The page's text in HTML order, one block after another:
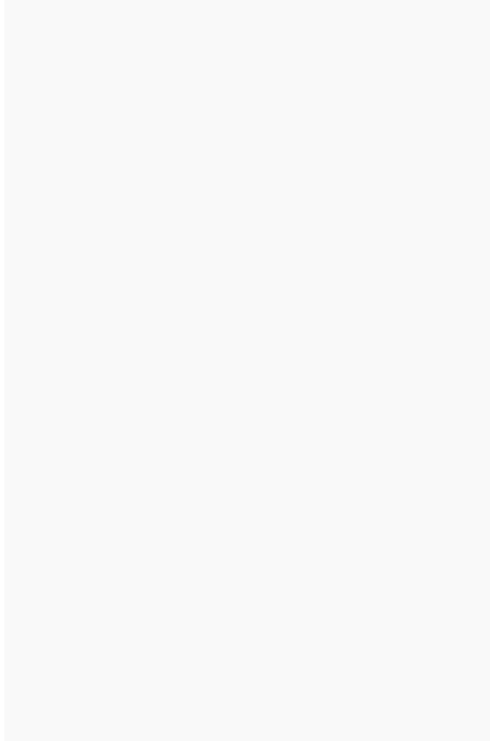
de
e
por
tropas